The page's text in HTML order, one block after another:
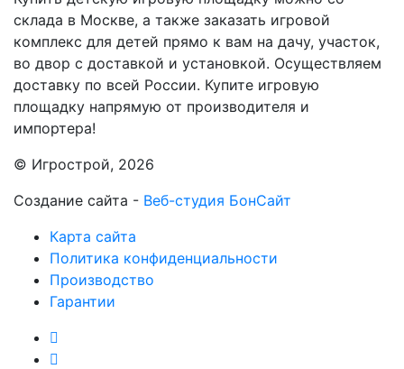
склада в Москве, а также заказать игровой
комплекс для детей прямо к вам на дачу, участок,
во двор с доставкой и установкой. Осуществляем
доставку по всей России. Купите игровую
площадку напрямую от производителя и
импортера!
© Игрострой, 2026
Создание сайта - Веб-студия БонСайт
Карта сайта
Политика конфиденциальности
Производство
Гарантии